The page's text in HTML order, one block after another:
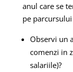
anul care se
pe
Observi un
comenzi in
salariile)?